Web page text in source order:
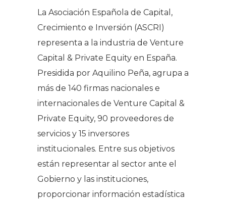
La Asociación Española de Capital,
Crecimiento e Inversión (ASCRI)
representa a la industria de Venture
Capital & Private Equity en España.
Presidida por Aquilino Peña, agrupa a
más de 140 firmas nacionales e
internacionales de Venture Capital &
Private Equity, 90 proveedores de
servicios y 15 inversores
institucionales. Entre sus objetivos
están representar al sector ante el
Gobierno y las instituciones,
proporcionar información estadística